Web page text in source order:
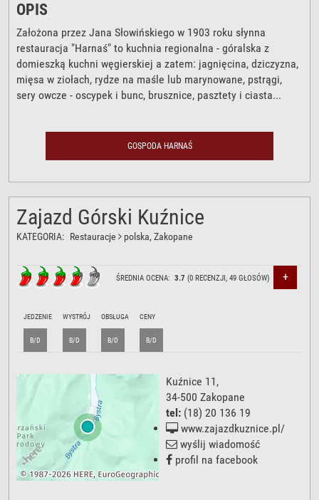
OPIS
Założona przez Jana Słowińskiego w 1903 roku słynna
restauracja "Harnaś" to kuchnia regionalna - góralska z
domieszką kuchni węgierskiej a zatem: jagnięcina, dziczyzna,
mięsa w ziołach, rydze na maśle lub marynowane, pstrągi,
sery owcze - oscypek i bunc, brusznice, pasztety i ciasta...
GOSPODA HARNAŚ
Zajazd Górski Kuźnice
KATEGORIA: Restauracje polska, Zakopane
ŚREDNIA OCENA:3.7 (0 RECENZJI,49 GŁOSÓW) +
JEDZENIE
B/D
WYSTRÓJ
B/D
OBSŁUGA
B/D
CENY
B/D
Kuźnice 11 ,
34-500 Zakopane
tel: (18) 20 136 19
www.zajazdkuznice.pl/
wyślij wiadomość
profil na facebook